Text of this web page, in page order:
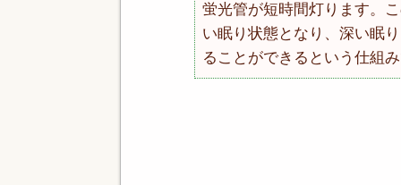
蛍光管が短時間灯ります。
い眠り状態となり、深い眠
ることができるという仕組